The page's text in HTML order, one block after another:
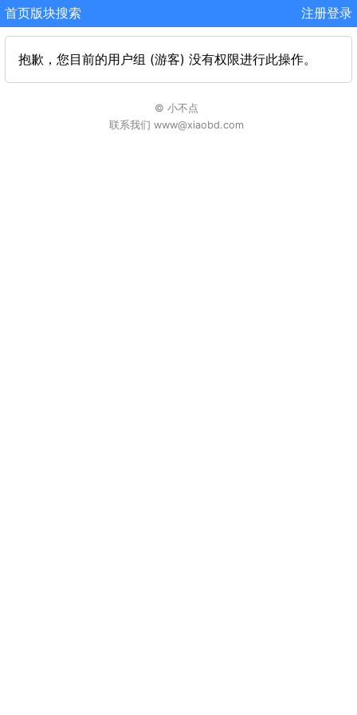
首页版块搜索 注册登录
抱歉，您目前的用户组 (游客) 没有权限进行此操作。
© 小不点
联系我们 www@xiaobd.com